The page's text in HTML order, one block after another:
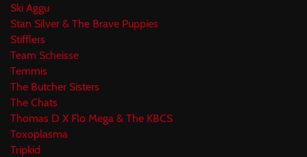
Ski Aggu
Stan Silver & The Brave Puppies
Stifflers
Team Scheisse
Temmis
The Butcher Sisters
The Chats
Thomas D X Flo Mega & The KBCS
Toxoplasma
Tripkid